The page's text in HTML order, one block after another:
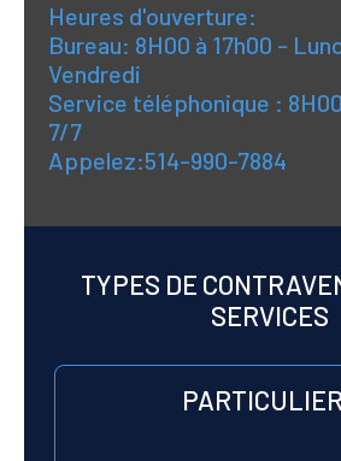
Heures d'ouverture:
Bureau: 8H00 à 17h00 -
Vendredi
Service téléphonique :
7/7
Appelez:514-990-7884
TYPES DE
SERVICES